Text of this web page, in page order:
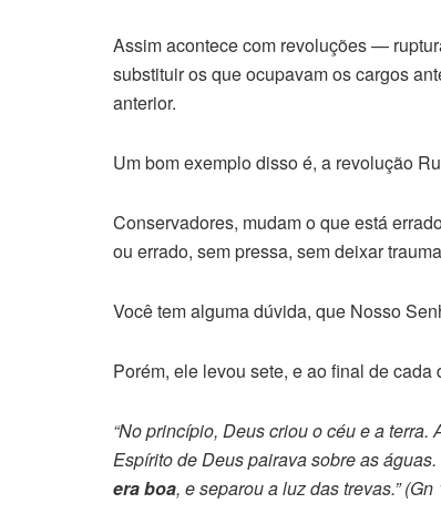
Assim acontece com revoluções —
substituir os que ocupavam os cargos
anterior.
Um bom exemplo disso é, a revolução
Conservadores, mudam o que está
ou errado, sem pressa, sem deixar
Você tem alguma dúvida, que Nosso
Porém, ele levou sete, e ao final de
“No princípio, Deus criou o céu e a
Espírito de Deus pairava sobre as águas.
era boa, e separou a luz das trevas.”